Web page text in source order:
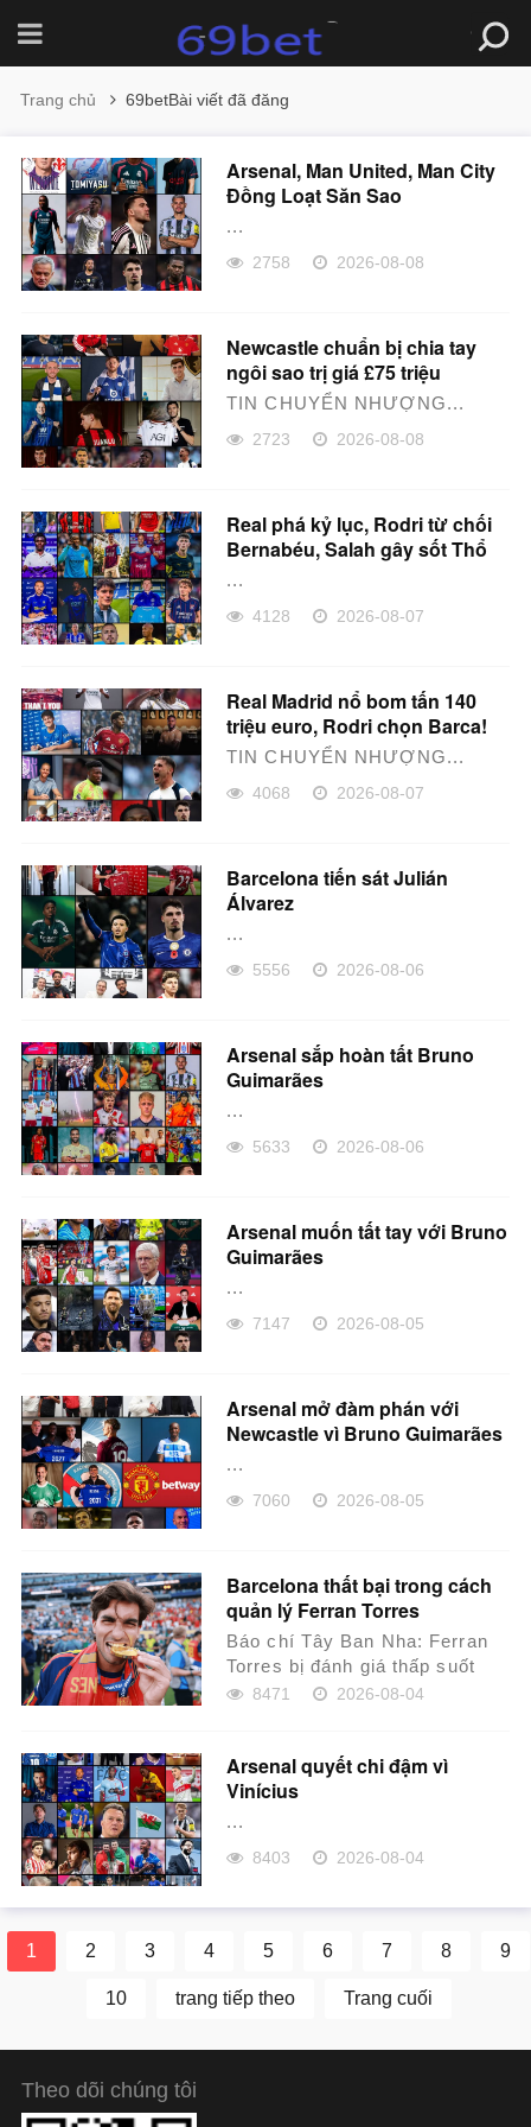
Trang chủ 69betBài viết đã đăng
Arsenal, Man United, Man City
Đồng Loạt Săn Sao
...
2758 2026-08-08
Newcastle chuẩn bị chia tay
ngôi sao trị giá £75 triệu
TIN CHUYỂN NHƯỢNG...
2723 2026-08-08
Real phá kỷ lục, Rodri từ chối
Bernabéu, Salah gây sốt Thổ
...
4128 2026-08-07
Real Madrid nổ bom tấn 140
triệu euro, Rodri chọn Barca!
TIN CHUYỂN NHƯỢNG...
4068 2026-08-07
Barcelona tiến sát Julián
Álvarez
...
5556 2026-08-06
Arsenal sắp hoàn tất Bruno
Guimarães
...
5633 2026-08-06
Arsenal muốn tất tay với Bruno
Guimarães
...
7147 2026-08-05
Arsenal mở đàm phán với
Newcastle vì Bruno Guimarães
...
7060 2026-08-05
Barcelona thất bại trong cách
quản lý Ferran Torres
Báo chí Tây Ban Nha: Ferran
Torres bị đánh giá thấp suốt
nhiều năm, Barcelona đã xử lý
8471 2026-08-04
Arsenal quyết chi đậm vì
Vinícius
...
8403 2026-08-04
1 2 3 4 5 6 7 8 9
10 trang tiếp theo Trang cuối
Theo dõi chúng tôi